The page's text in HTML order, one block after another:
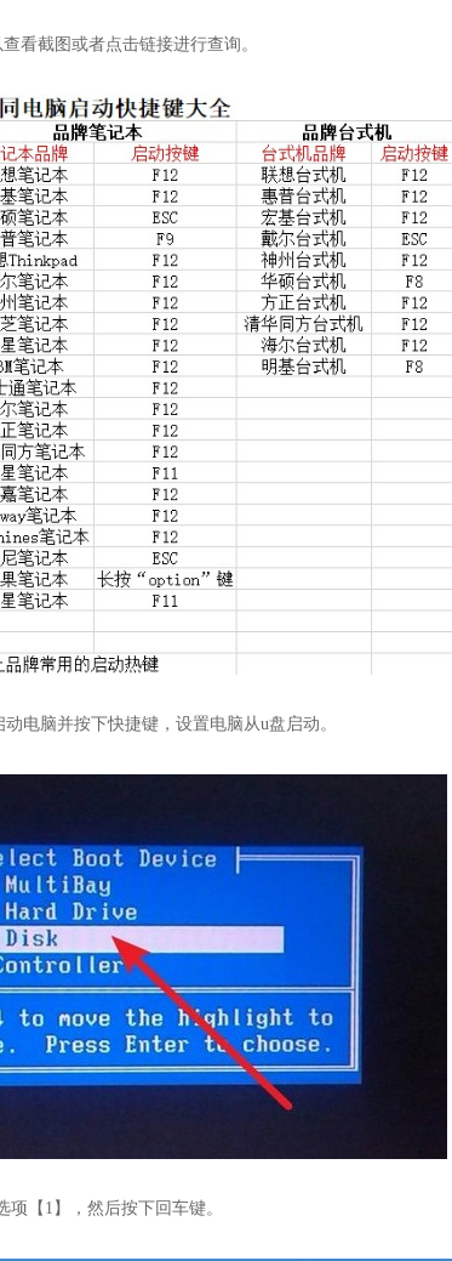
查看截图或者点击链接进行查询。
电脑并按下快捷键，设置电脑从u盘启动。
项【 1 】，然后按下回车键。